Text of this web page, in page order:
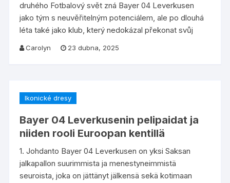
druhého Fotbalový svět zná Bayer 04 Leverkusen
jako tým s neuvěřitelným potenciálem, ale po dlouhá
léta také jako klub, který nedokázal překonat svůj
Carolyn 23 dubna, 2025
Ikonické dresy
Bayer 04 Leverkusenin pelipaidat ja
niiden rooli Euroopan kentillä
1. Johdanto Bayer 04 Leverkusen on yksi Saksan
jalkapallon suurimmista ja menestyneimmistä
seuroista, joka on jättänyt jälkensä sekä kotimaan